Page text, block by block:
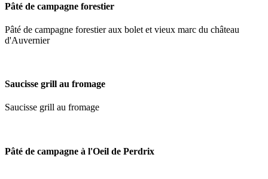
Pâté de campagne forestier
Pâté de campagne forestier aux bolet et vieux marc du château
d'Auvernier
Saucisse grill au fromage
Saucisse grill au fromage
Pâté de campagne à l'Oeil de Perdrix